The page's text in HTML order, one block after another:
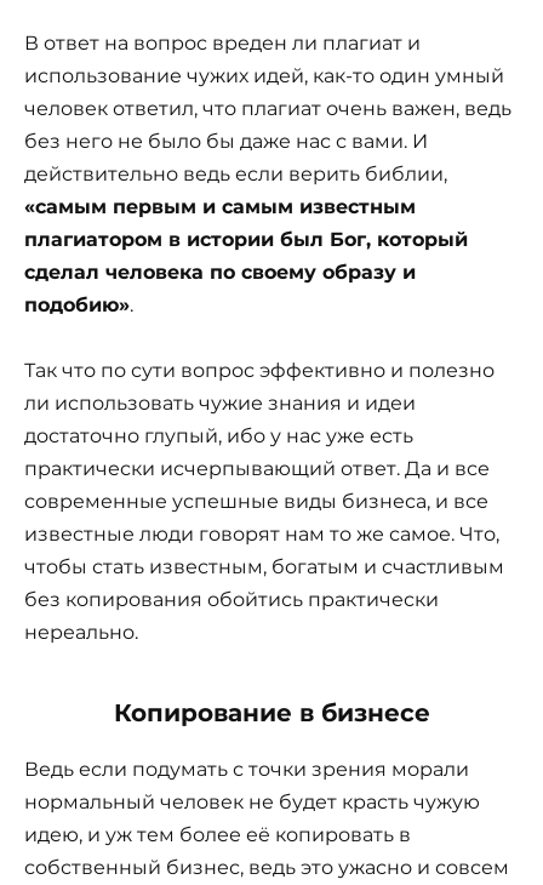
В ответ на вопрос вреден ли плагиат и
использование чужих идей, как-то один умный
человек ответил, что плагиат очень важен, ведь
без него не было бы даже нас с вами. И
действительно ведь если верить библии,
«самым первым и самым известным
плагиатором в истории был Бог, который
сделал человека по своему образу и
подобию».
Так что по сути вопрос эффективно и полезно
ли использовать чужие знания и идеи
достаточно глупый, ибо у нас уже есть
практически исчерпывающий ответ. Да и все
современные успешные виды бизнеса, и все
известные люди говорят нам то же самое. Что,
чтобы стать известным, богатым и счастливым
без копирования обойтись практически
нереально.
Копирование в бизнесе
Ведь если подумать с точки зрения морали
нормальный человек не будет красть чужую
идею, и уж тем более её копировать в
собственный бизнес, ведь это ужасно и совсем